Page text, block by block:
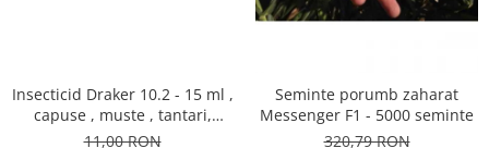
Insecticid Draker 10.2 - 15 ml ,
capuse , muste , tantari,
furnici, paianjeni, gandaci
11,00 RON
Seminte porumb zaharat
Messenger F1 - 5000 seminte
320,79 RON